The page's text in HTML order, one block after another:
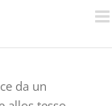
da un